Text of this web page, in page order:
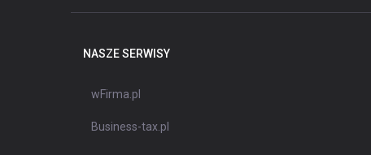
NASZE SERWISY
wFirma.pl
Business-tax.pl